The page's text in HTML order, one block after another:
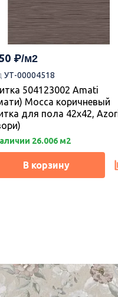
УТ-00004518
504123002 Amati
Mocca коричневый
для пола 42х42,
26.006 м2
В корзину